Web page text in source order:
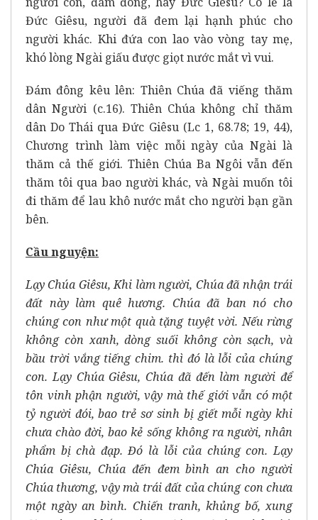
Đức Giêsu, người đã đem lại hạnh phúc cho
người khác. Khi đứa con lao vào vòng tay mẹ,
khó lòng Ngài giấu được giọt nước mắt vì vui.
Đám đông kêu lên: Thiên Chúa đã viếng thăm
dân Người (c.16). Thiên Chúa không chỉ thăm
dân Do Thái qua Đức Giêsu (Lc 1, 68.78; 19, 44),
Chương trình làm việc mỗi ngày của Ngài là
thăm cả thế giới. Thiên Chúa Ba Ngôi vẫn đến
thăm tôi qua bao người khác,và Ngài muốn tôi
đi thăm để lau khô nước mắt cho người bạn gần
bên.
Cầu nguyện:
Lạy Chúa Giêsu,Khi làm người, Chúa đã nhận trái
đất này làm quê hương. Chúa đã ban nó cho
chúng con như một quà tặng tuyệt vời.Nếu rừng
không còn xanh, dòng suối không còn sạch, và
bầu trời vắng tiếng chim. thì đó là lỗi của chúng
con.Lạy Chúa Giêsu,Chúa đã đến làm người để
tôn vinh phận người, vậy mà thế giới vẫn có một
tỷ người đói,bao trẻ sơ sinh bị giết mỗi ngày khi
chưa chào đời,bao kẻ sống không ra người, nhân
phẩm bị chà đạp.Đó là lỗi của chúng con.Lạy
Chúa Giêsu, Chúa đến đem bình an cho người
Chúa thương, vậy mà trái đất của chúng con chưa
một ngày an bình. Chiến tranh, khủng bố, xung